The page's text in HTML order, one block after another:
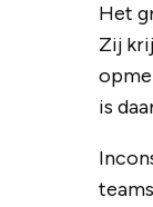
Het
Zij
is